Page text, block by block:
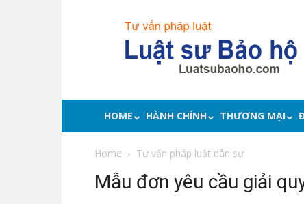
Luật
bảo
lợi,
tư
luật
HOME HÀNH CHÍNH THƯƠNG MẠI
Home Tư vấn pháp luật dân sự
Mẫu đơn yêu cầu giải